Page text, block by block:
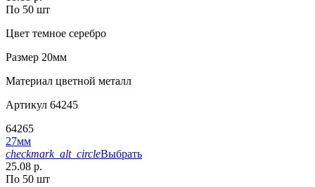
По 50 шт
Цвет темное серебро
Размер 20мм
Материал цветной металл
Артикул 64245
64265
27мм
checkmark_alt_circleВыбрать
25.08 р.
По 50 шт